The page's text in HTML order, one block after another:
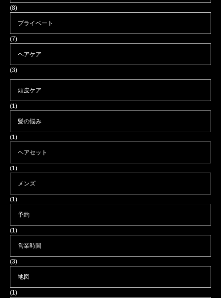
(8)
プライベート
(7)
ヘアケア
(3)
頭皮ケア
(1)
髪の悩み
(1)
ヘアセット
(1)
メンズ
(1)
予約
(1)
営業時間
(3)
地図
(1)